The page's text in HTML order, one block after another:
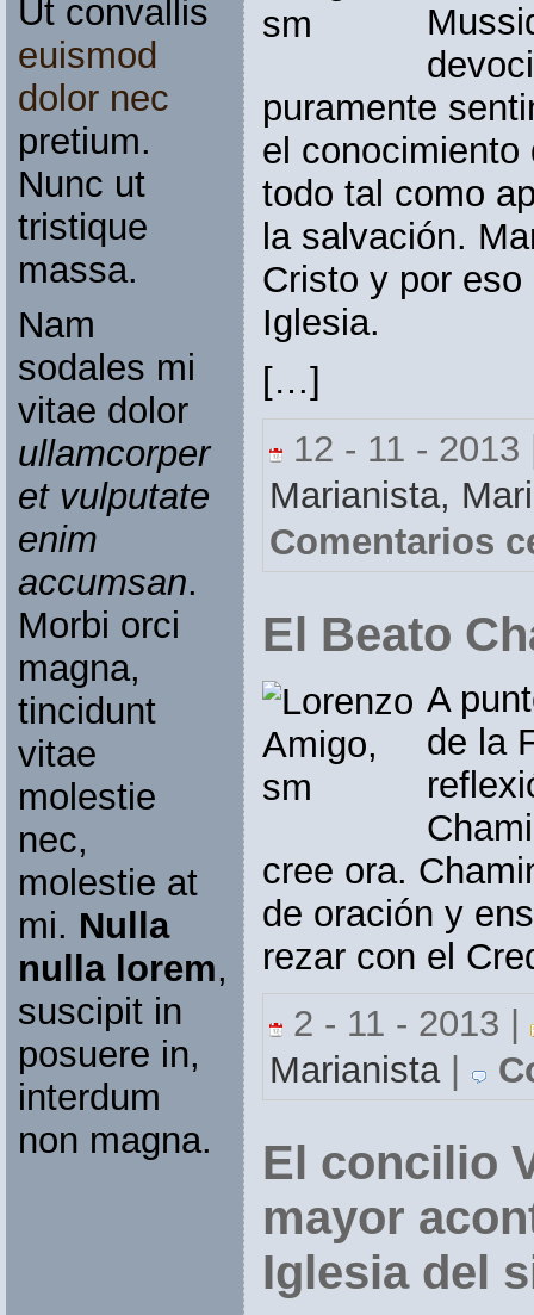
Ut convallis
euismod
dolor nec
pretium.
Nunc ut
tristique
massa.
Nam
sodales mi
vitae dolor
ullamcorper
et vulputate
enim
accumsan.
Morbi orci
magna,
tincidunt
vitae
molestie
nec,
molestie at
mi. Nulla
nulla lorem,
suscipit in
posuere in,
interdum
non magna.
puramente
el
todo tal como
la salvación.
Cristo y por
Iglesia.
[…]
12 - 11 -
Marianista,
Comentarios
El Beato
A
de la
cree ora.
de oración y
rezar con el
2 - 11 - 2013 |
Marianista|
El concilio
mayor
Iglesia del